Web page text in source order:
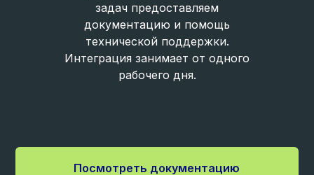
Посмотреть документацию
задач предоставляем
документацию и помощь
технической поддержки.
Интеграция занимает от одного
рабочего дня.